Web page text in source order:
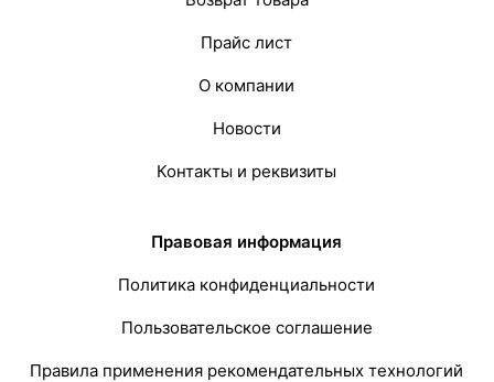
Прайс лист
О компании
Новости
Контакты и реквизиты
Правовая информация
Политика конфиденциальности
Пользовательское соглашение
Правила применения рекомендательных технологий